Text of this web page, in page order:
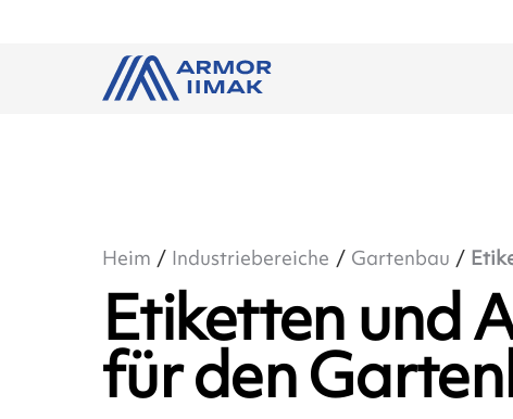
Heim Industriebereiche Gartenbau
Etiketten und
für den